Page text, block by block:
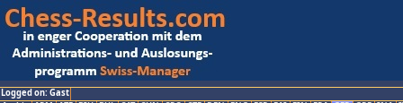
Logged on: Gast